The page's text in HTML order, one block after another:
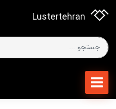
Lustertehran